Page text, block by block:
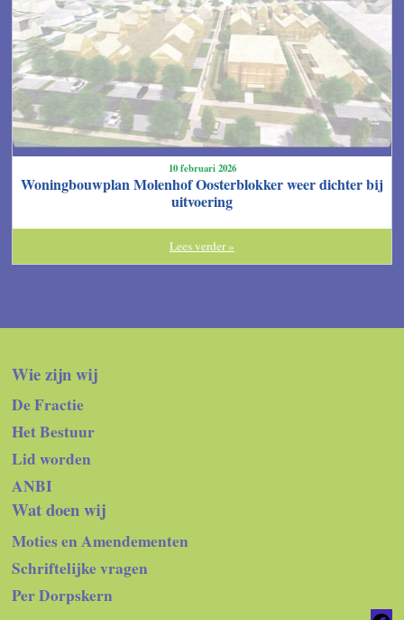
10 februari 2026
Woningbouwplan Molenhof Oosterblokker weer dichter bij
uitvoering
Lees verder »
Wie zijn wij
De Fractie
Het Bestuur
Lid worden
ANBI
Wat doen wij
Moties en Amendementen
Schriftelijke vragen
Per Dorpskern